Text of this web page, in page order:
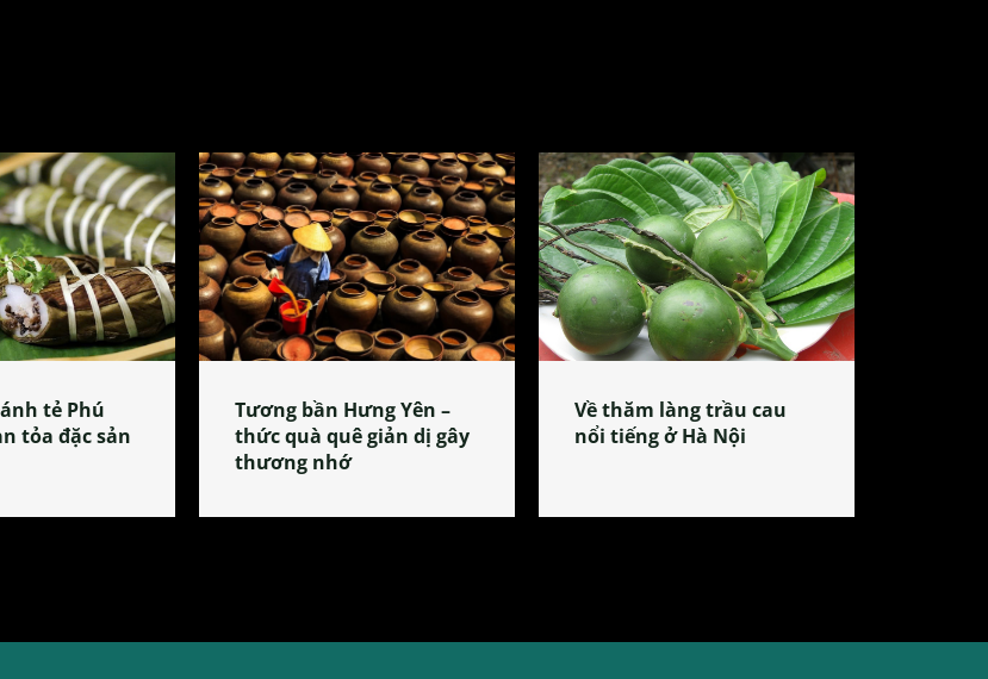
tẻ Phú
tỏa đặc sản
Tương bần Hưng Yên –
thức quà quê giản dị gây
thương nhớ
Về thăm làng trầu cau
nổi tiếng ở Hà Nội